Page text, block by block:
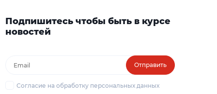
Подпишитесь чтобы быть в курсе
новостей
Отправить
Согласие на обработку персональных данных